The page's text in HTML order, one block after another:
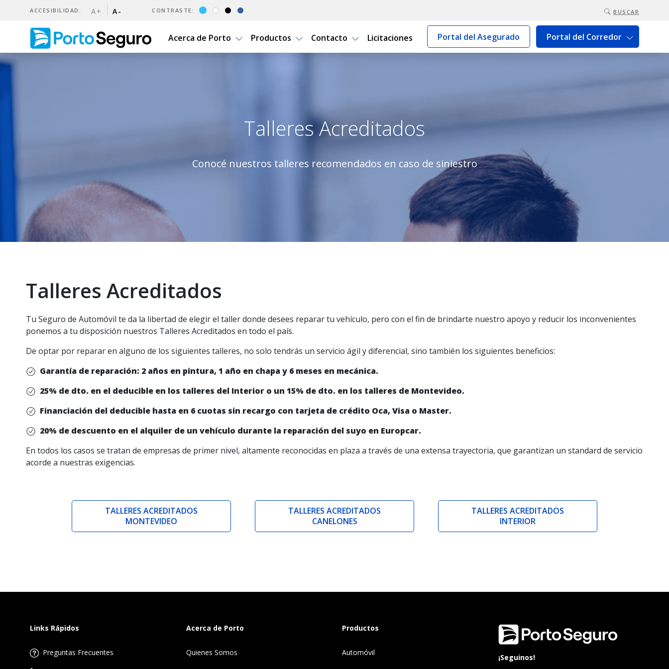
BUSCAR
ACCESIBILIDAD: A+ A- CONTRASTE:
Acerca de Porto Productos Contacto Licitaciones Portal del Asegurado Portal del Corredor
Talleres Acreditados | Porto Seguro Uruguay
Talleres Acreditados
Conocé nuestros talleres recomendados en caso de siniestro
Talleres Acreditados
Tu Seguro de Automóvil te da la libertad de elegir el taller donde desees reparar tu vehículo, pero con el fin de brindarte nuestro apoyo y reducir los inconvenientes
ponemos a tu disposición nuestros Talleres Acreditados en todo el país.
De optar por reparar en alguno de los siguientes talleres, no solo tendrás un servicio ágil y diferencial, sino también los siguientes beneficios:
Garantía de reparación: 2 años en pintura, 1 año en chapa y 6 meses en mecánica.
25% de dto. en el deducible en los talleres del Interior o un 15% de dto. en los talleres de Montevideo.
Financiación del deducible hasta en 6 cuotas sin recargo con tarjeta de crédito Oca, Visa o Master.
20% de descuento en el alquiler de un vehículo durante la reparación del suyo en Europcar.
En todos los casos se tratan de empresas de primer nivel, altamente reconocidas en plaza a través de una extensa trayectoria, que garantizan un standard de servicio
acorde a nuestras exigencias.
TALLERES ACREDITADOS
MONTEVIDEO
TALLERES ACREDITADOS
CANELONES
TALLERES ACREDITADOS
INTERIOR
Links Rápidos
Preguntas Frecuentes
Acerca de Porto
Quienes Somos
Productos
Automóvil
¡Seguinos!